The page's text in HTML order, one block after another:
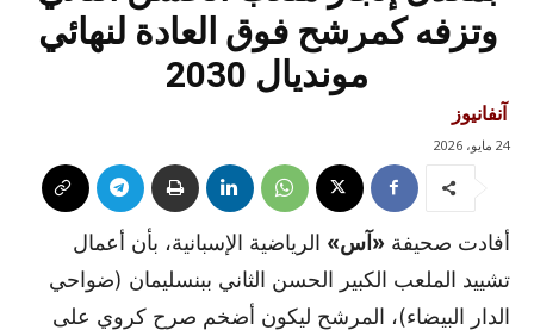
وتزفه كمرشح فوق العادة لنهائي
مونديال 2030
آنفانيوز
24 مايو، 2026
أفادت صحيفة «آس» الرياضية الإسبانية، بأن أعمال
تشييد الملعب الكبير الحسن الثاني ببنسليمان (ضواحي
الدار البيضاء)، المرشح ليكون أضخم صرح كروي على